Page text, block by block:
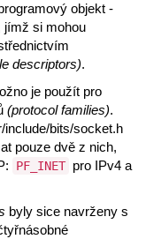
objekt -
si mohou
descriptors).
je použít pro
(protocol families).
include/bits/socket.h
pouze dvě z nich,
PF_INET pro IPv4 a
byly sice navrženy s